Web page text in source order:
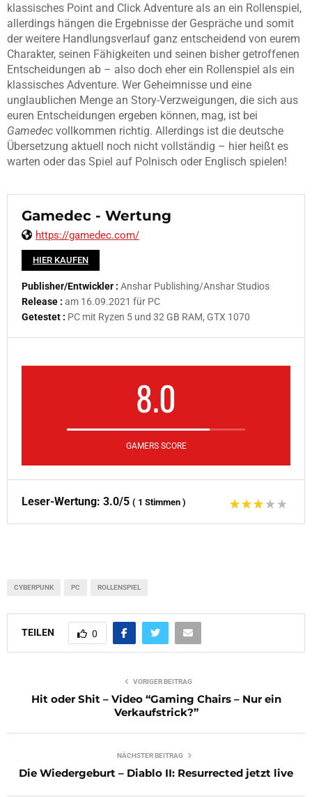
klassisches Point and Click Adventure als an ein Rollenspiel,
allerdings hängen die Ergebnisse der Gespräche und somit
der weitere Handlungsverlauf ganz entscheidend von eurem
Charakter, seinen Fähigkeiten und seinen bisher getroffenen
Entscheidungen ab – also doch eher ein Rollenspiel als ein
klassisches Adventure. Wer Geheimnisse und eine
unglaublichen Menge an Story-Verzweigungen, die sich aus
euren Entscheidungen ergeben können, mag, ist bei
Gamedec vollkommen richtig. Allerdings ist die deutsche
Übersetzung aktuell noch nicht vollständig – hier heißt es
warten oder das Spiel auf Polnisch oder Englisch spielen!
Gamedec - Wertung
https://gamedec.com/
HIER KAUFEN
Publisher/Entwickler : Anshar Publishing/Anshar Studios
Release : am 16.09.2021 für PC
Getestet : PC mit Ryzen 5 und 32 GB RAM, GTX 1070
8.0
GAMERS SCORE
Leser-Wertung: 3.0/5 ( 1 Stimmen )
CYBERPUNK PC ROLLENSPIEL
TEILEN 0
VORIGER BEITRAG
Hit oder Shit – Video “Gaming Chairs – Nur ein
Verkaufstrick?”
NÄCHSTER BEITRAG
Die Wiedergeburt – Diablo II: Resurrected jetzt live